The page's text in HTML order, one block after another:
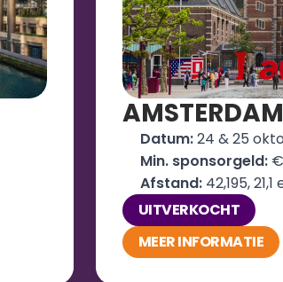
AMSTERDAM
Datum: 24 & 25
Min. sponsorgeld: €
Afstand: 42,195,
UITVERKOCHT
MEER INFORMATIE